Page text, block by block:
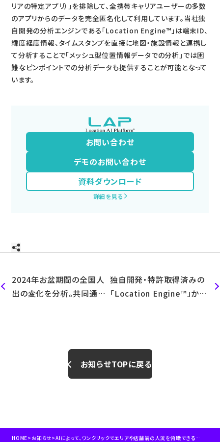
リアの特定アプリ）」を排除して、全携帯キャリアユーザーの多数
のアプリからのデータを完全匿名化して利用しています。当社独
自開発の分析エンジンである「Location Engine™」は端末ID、
緯度経度情報、タイムスタンプを直接に地図・施設情報と連携し
て分析することで「メッシュ型位置情報データでの分析」では困
難なピンポイントでの分析データも提供することが可能となって
います。
お問い合わせ
デモのお問い合わせ
資料ダウンロード
詳細を見る
2024年お盆期間の全国人
出の変化を分析。共同通信
独自開発・特許取得済みの
「Location Engine™」から
化
お知らせTOPに戻る
HOME> お知らせ> AIによって、ワンクリックでエリアや店舗前の人流を俯瞰できる新タイプの分析メニューグループ【バードアイ人流】を提供開始